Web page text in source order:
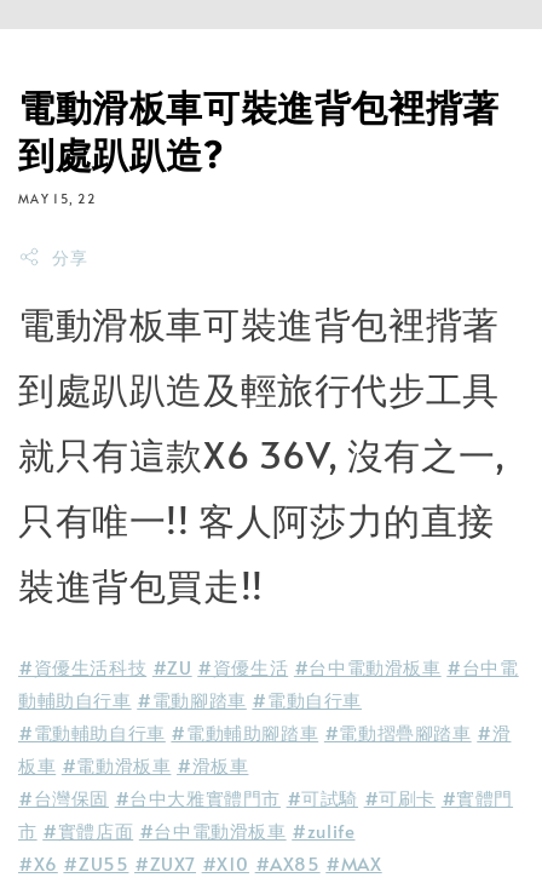
電動滑板車可裝進背包裡揹著
到處趴趴造?
MAY 15, 22
分享
電動滑板車可裝進背包裡揹著
到處趴趴造及輕旅行代步工具
就只有這款X6 36V, 沒有之一,
只有唯一!! 客人阿莎力的直接
裝進背包買走!!
#資優生活科技 #ZU #資優生活 #台中電動滑板車 #台中電
動輔助自行車 #電動腳踏車 #電動自行車
#電動輔助自行車 #電動輔助腳踏車 #電動摺疊腳踏車 #滑
板車 #電動滑板車 #滑板車
#台灣保固 #台中大雅實體門市 #可試騎 #可刷卡 #實體門
市 #實體店面 #台中電動滑板車 #zulife
#X6 #ZU55 #ZUX7 #X10 #AX85 #MAX